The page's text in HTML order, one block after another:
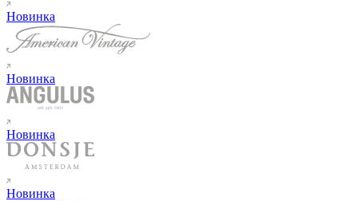
Новинка
Новинка
Новинка
Новинка